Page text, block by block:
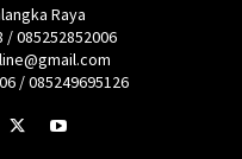
Raya
/ 085252852006
/ 085249695126